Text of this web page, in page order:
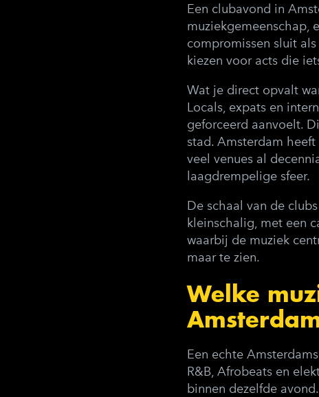
Een clubavond in
muziekgemeenschap,
compromissen sluit
kiezen voor acts die
Wat je direct opvalt
Locals, expats en
geforceerd aanvoelt.
stad. Amsterdam
veel venues al
laagdrempelige sfeer.
De schaal van de
kleinschalig, met een
waarbij de muziek
maar te zien.
Welke
Een echte
R&B, Afrobeats en
binnen dezelfde